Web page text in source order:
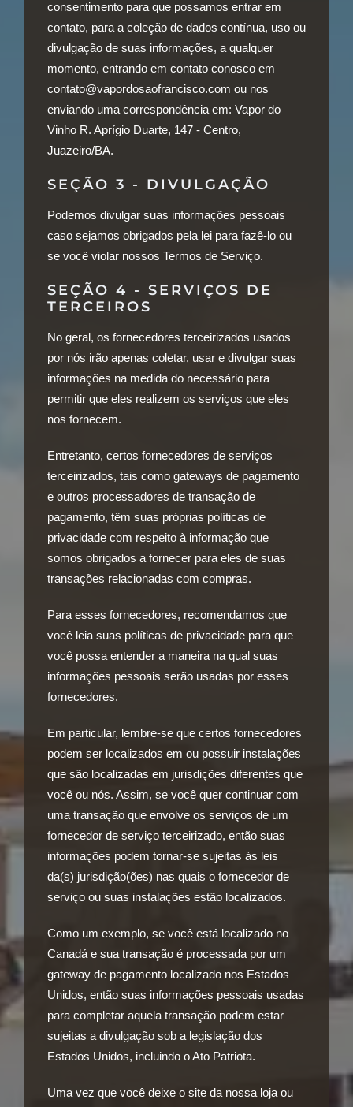
consentimento para que possamos entrar em
contato, para a coleção de dados contínua, uso ou
divulgação de suas informações, a qualquer
momento, entrando em contato conosco em
contato@vapordosaofrancisco.com ou nos
enviando uma correspondência em: Vapor do
Vinho R. Aprígio Duarte, 147 - Centro,
Juazeiro/BA.
SEÇÃO 3 - DIVULGAÇÃO
Podemos divulgar suas informações pessoais
caso sejamos obrigados pela lei para fazê-lo ou
se você violar nossos Termos de Serviço.
SEÇÃO 4 - SERVIÇOS DE
TERCEIROS
No geral, os fornecedores terceirizados usados
por nós irão apenas coletar, usar e divulgar suas
informações na medida do necessário para
permitir que eles realizem os serviços que eles
nos fornecem.
Entretanto, certos fornecedores de serviços
terceirizados, tais como gateways de pagamento
e outros processadores de transação de
pagamento, têm suas próprias políticas de
privacidade com respeito à informação que
somos obrigados a fornecer para eles de suas
transações relacionadas com compras.
Para esses fornecedores, recomendamos que
você leia suas políticas de privacidade para que
você possa entender a maneira na qual suas
informações pessoais serão usadas por esses
fornecedores.
Em particular, lembre-se que certos fornecedores
podem ser localizados em ou possuir instalações
que são localizadas em jurisdições diferentes que
você ou nós. Assim, se você quer continuar com
uma transação que envolve os serviços de um
fornecedor de serviço terceirizado, então suas
informações podem tornar-se sujeitas às leis
da(s) jurisdição(ões) nas quais o fornecedor de
serviço ou suas instalações estão localizados.
Como um exemplo, se você está localizado no
Canadá e sua transação é processada por um
gateway de pagamento localizado nos Estados
Unidos, então suas informações pessoais usadas
para completar aquela transação podem estar
sujeitas a divulgação sob a legislação dos
Estados Unidos, incluindo o Ato Patriota.
Uma vez que você deixe o site da nossa loja ou